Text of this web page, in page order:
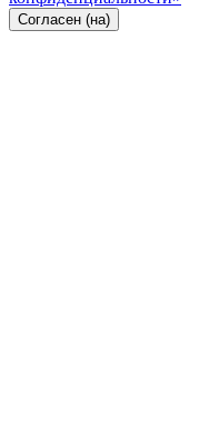
Согласен (на)